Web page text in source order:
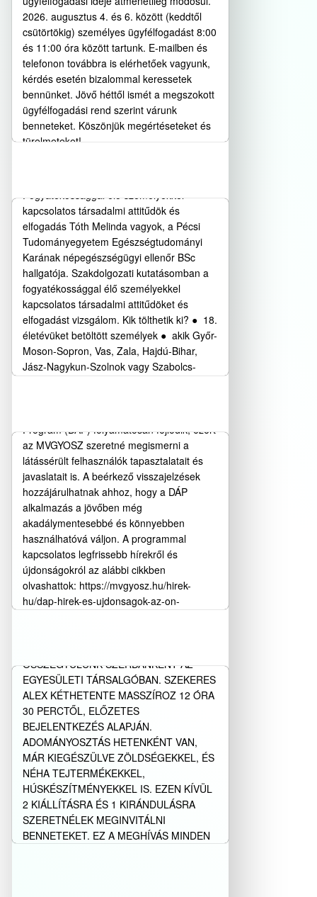
2026. augusztus 4. és 6. között (keddtől
csütörtökig) személyes ügyfélfogadást 8:00
és 11:00 óra között tartunk. E-mailben és
telefonon továbbra is elérhetőek vagyunk,
kérdés esetén bizalommal keressetek
bennünket. Jövő héttől ismét a megszokott
ügyfélfogadási rend szerint várunk
benneteket. Köszönjük megértéseteket és
türelmeteket! ...
KÉRDŐÍVES FELHÍVÁS
Fogyatékossággal élő személyekkel
kapcsolatos társadalmi attitűdök és
elfogadás Tóth Melinda vagyok, a Pécsi
Tudományegyetem Egészségtudományi
Karának népegészségügyi ellenőr BSc
hallgatója. Szakdolgozati kutatásomban a
fogyatékossággal élő személyekkel
kapcsolatos társadalmi attitűdöket és
elfogadást vizsgálom. Kik tölthetik ki? ● 18.
életévüket betöltött személyek ● akik Győr-
Moson-Sopron, Vas, Zala, Hajdú-Bihar,
Jász-Nagykun-Szolnok vagy Szabolcs-
DÁP hírek és újdonságok –
Program (DÁP) folyamatosan fejlődik, ezért
az MVGYOSZ szeretné megismerni a
látássérült felhasználók tapasztalatait és
javaslatait is. A beérkező visszajelzések
hozzájárulhatnak ahhoz, hogy a DÁP
alkalmazás a jövőben még
akadálymentesebbé és könnyebben
használhatóvá váljon. A programmal
kapcsolatos legfrissebb hírekről és
újdonságokról az alábbi cikkben
olvashattok: https://mvgyosz.hu/hirek-
hu/dap-hirek-es-ujdonsagok-az-on-
PROGRAMAJÁNLÓ
ÖSSZEGYŰLÜNK SZERDÁNKÉNT AZ
EGYESÜLETI TÁRSALGÓBAN. SZEKERES
ALEX KÉTHETENTE MASSZÍROZ 12 ÓRA
30 PERCTŐL, ELŐZETES
BEJELENTKEZÉS ALAPJÁN.
ADOMÁNYOSZTÁS HETENKÉNT VAN,
MÁR KIEGÉSZÜLVE ZÖLDSÉGEKKEL, ÉS
NÉHA TEJTERMÉKEKKEL,
HÚSKÉSZÍTMÉNYEKKEL IS. EZEN KÍVÜL
2 KIÁLLÍTÁSRA ÉS 1 KIRÁNDULÁSRA
SZERETNÉLEK MEGINVITÁLNI
BENNETEKET. EZ A MEGHÍVÁS MINDEN